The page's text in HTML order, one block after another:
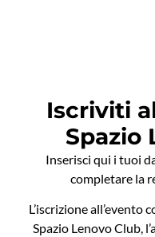
Iscriviti
Spazio
Inserisci qui i tuoi
completare la
L’iscrizione all’evento
Spazio Lenovo Club,